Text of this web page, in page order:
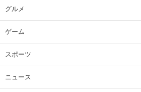
グルメ
ゲーム
スポーツ
ニュース